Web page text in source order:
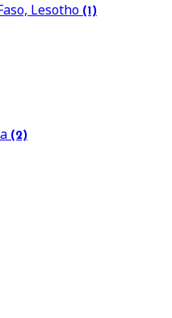
Lesotho (1)
(2)